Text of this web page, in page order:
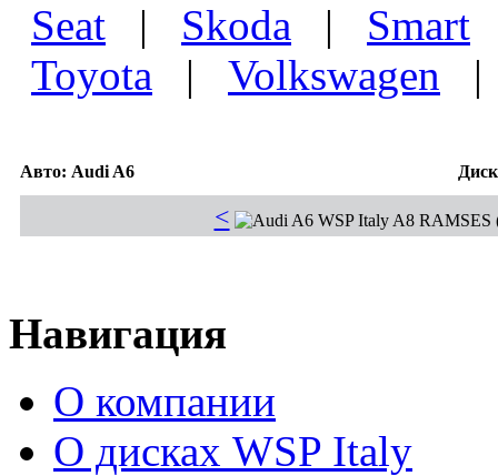
Seat | Skoda | Smart
Toyota | Volkswagen
Авто: Audi A6
<
Навигация
О компании
О дисках WSP Italy